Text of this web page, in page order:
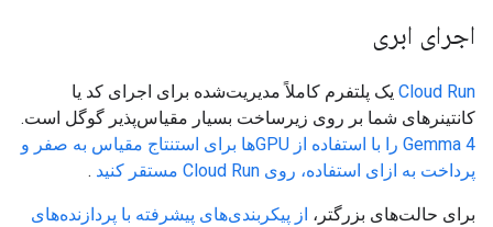
اجرای ابری
Cloud Run یک پلتفرم کاملاً مدیریت‌شده برای اجرای کد یا
کانتینرهای شما بر روی زیرساخت بسیار مقیاس‌پذیر گوگل است.
Gemma 4 را با استفاده از GPUها برای استنتاج مقیاس به صفر و
پرداخت به ازای استفاده، روی Cloud Run مستقر کنید
.
برای حالت‌های بزرگتر، از پیکربندی‌های پیشرفته با پردازنده‌های